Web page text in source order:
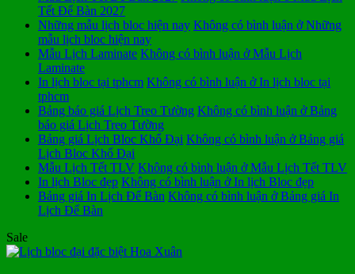
Tết Để Bàn 2027
Những mẫu lịch bloc hiện nay Không có bình luận ở Những
mẫu lịch bloc hiện nay
Mẫu Lịch Laminate Không có bình luận ở Mẫu Lịch
Laminate
In lịch bloc tại tphcm Không có bình luận ở In lịch bloc tại
tphcm
Bảng báo giá Lịch Treo Tường Không có bình luận ở Bảng
báo giá Lịch Treo Tường
Bảng giá Lịch Bloc Khổ Đại Không có bình luận ở Bảng giá
Lịch Bloc Khổ Đại
Mẫu Lịch Tết TLV Không có bình luận ở Mẫu Lịch Tết TLV
In lịch Bloc đẹp Không có bình luận ở In lịch Bloc đẹp
Bảng giá In Lịch Để Bàn Không có bình luận ở Bảng giá In
Lịch Để Bàn
Sale